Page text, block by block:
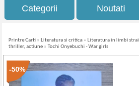
Categorii Noutati
Printre Carti » Literatura si critica » Literatura in limbi
thriller, actiune »Tochi Onyebuchi - War girls
-50%